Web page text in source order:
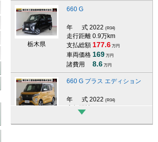
栃木県
660 G
年 式 2022 (R04)
走行距離 0.9万km
支払総額 177.6 万円
車両価格 169 万円
諸費用 8.6 万円
660 G プラス エディション
年 式 2022 (R04)
走行距離 2万km
支払総額
車両価格145.5